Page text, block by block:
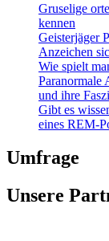
Gruselige
kennen
Geisterjäger
Anzeichen
Wie spielt
Paranormale
und ihre
Gibt es
eines REM-
Umfrage
Unsere